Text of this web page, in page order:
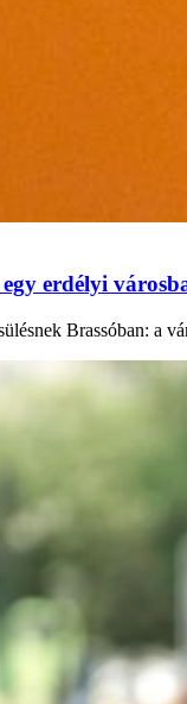
erdélyi
Brassóban: a